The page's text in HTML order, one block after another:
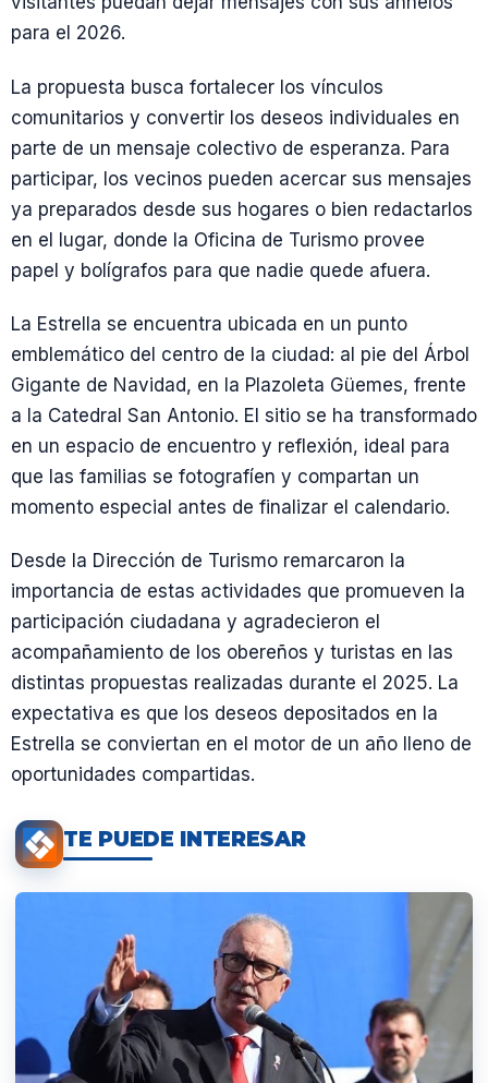
para el 2026.
La propuesta busca fortalecer los vínculos
comunitarios y convertir los deseos individuales en
parte de un mensaje colectivo de esperanza. Para
participar, los vecinos pueden acercar sus mensajes
ya preparados desde sus hogares o bien redactarlos
en el lugar, donde la Oficina de Turismo provee
papel y bolígrafos para que nadie quede afuera.
La Estrella se encuentra ubicada en un punto
emblemático del centro de la ciudad: al pie del Árbol
Gigante de Navidad, en la Plazoleta Güemes, frente
a la Catedral San Antonio. El sitio se ha transformado
en un espacio de encuentro y reflexión, ideal para
que las familias se fotografíen y compartan un
momento especial antes de finalizar el calendario.
Desde la Dirección de Turismo remarcaron la
importancia de estas actividades que promueven la
participación ciudadana y agradecieron el
acompañamiento de los obereños y turistas en las
distintas propuestas realizadas durante el 2025. La
expectativa es que los deseos depositados en la
Estrella se conviertan en el motor de un año lleno de
oportunidades compartidas.
TE PUEDE INTERESAR